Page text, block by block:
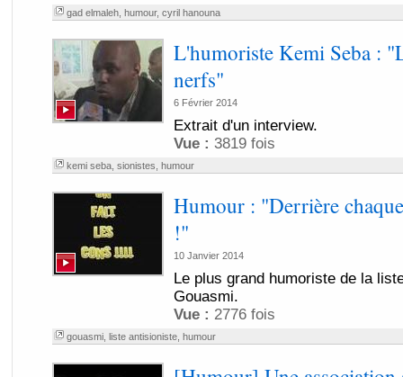
gad elmaleh, humour, cyril hanouna
L'humoriste Kemi Seba :
nerfs"
6 Février 2014
Extrait d'un interview.
Vue : 3819 fois
kemi seba, sionistes humour
Humour : "Derrière
!"
10 Janvier 2014
Le plus grand humoriste de la
Gouasmi.
Vue : 2776 fois
gouasmi, liste antisioniste, humour